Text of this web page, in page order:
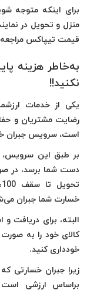
برای اینکه متوجه
منزل و تحویل در
قیمت تیپاکس مراجعه
به‌خاطر هزینه
نکنید!!
یکی از خدمات
رضایت مشتریان و
است، سرویس جبران
بر طبق این سرویس،
خسارت شما جبران
البته، برای دریافت
کالای خود را به
خودداری کنید.
زیرا جبران خسارتی
براساس ارزشی